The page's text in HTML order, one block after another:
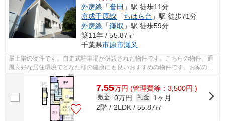
外房線 「誉田 」駅 徒歩11分
京成千原線 「ちはら台 」駅 徒歩71分
外房線 「鎌取 」駅 徒歩59分
築11年 / 55.87㎡
千葉県市原市瀬又
最上階の物件です。自走式駐車場が併設された物件です。こちらの物件、通
風良好な居住環境でどなた様の健康にも良いおすすめの物件です。お家の中
でパソコンを快適に使える光回線を導...
7.55万円 (管理費等：3,500円 )
敷金 0万円 礼金
1ヶ月
2階 / 2LDK / 55.87㎡